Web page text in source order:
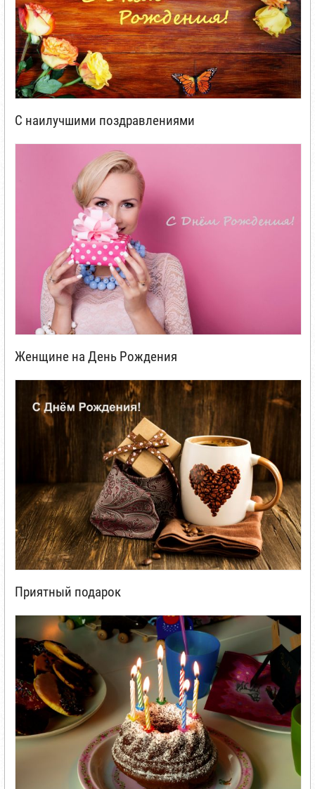
С наилучшими поздравлениями
Женщине на День Рождения
Приятный подарок